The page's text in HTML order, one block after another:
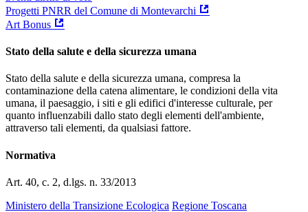
Progetti PNRR del Comune di Montevarchi
Art Bonus
Stato della salute e della sicurezza umana
Stato della salute e della sicurezza umana, compresa la
contaminazione della catena alimentare, le condizioni della vita
umana, il paesaggio, i siti e gli edifici d'interesse culturale, per
quanto influenzabili dallo stato degli elementi dell'ambiente,
attraverso tali elementi, da qualsiasi fattore.
Normativa
Art. 40, c. 2, d.lgs. n. 33/2013
Ministero della Transizione Ecologica Regione Toscana